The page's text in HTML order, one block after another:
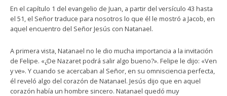
En el capítulo 1 del evangelio de Juan, a partir del versículo 43 hasta
el 51, el Señor traduce para nosotros lo que él le mostró a Jacob, en
aquel encuentro del Señor Jesús con Natanael.
A primera vista, Natanael no le dio mucha importancia a la invitación
de Felipe. «¿De Nazaret podrá salir algo bueno?». Felipe le dijo: «Ven
y ve». Y cuando se acercaban al Señor, en su omnisciencia perfecta,
él reveló algo del corazón de Natanael. Jesús dijo que en aquel
corazón había un hombre sincero. Natanael quedó muy